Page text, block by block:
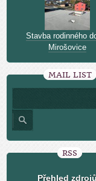
Stavba rodinného
Mirošovice
MAIL LIST
RSS
Přehled zdrojů